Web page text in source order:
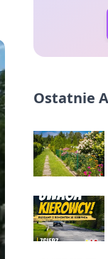
Ostatnie